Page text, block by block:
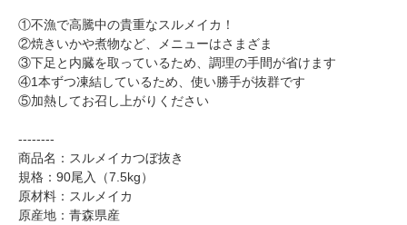
①不漁で高騰中の貴重なスルメイカ！
②焼きいかや煮物など、メニューはさまざま
③下足と内臓を取っているため、調理の手間が省けます
④1本ずつ凍結しているため、使い勝手が抜群です
⑤加熱してお召し上がりください
--------
商品名：スルメイカつぼ抜き
規格：90尾入（7.5kg）
原材料：スルメイカ
原産地：青森県産